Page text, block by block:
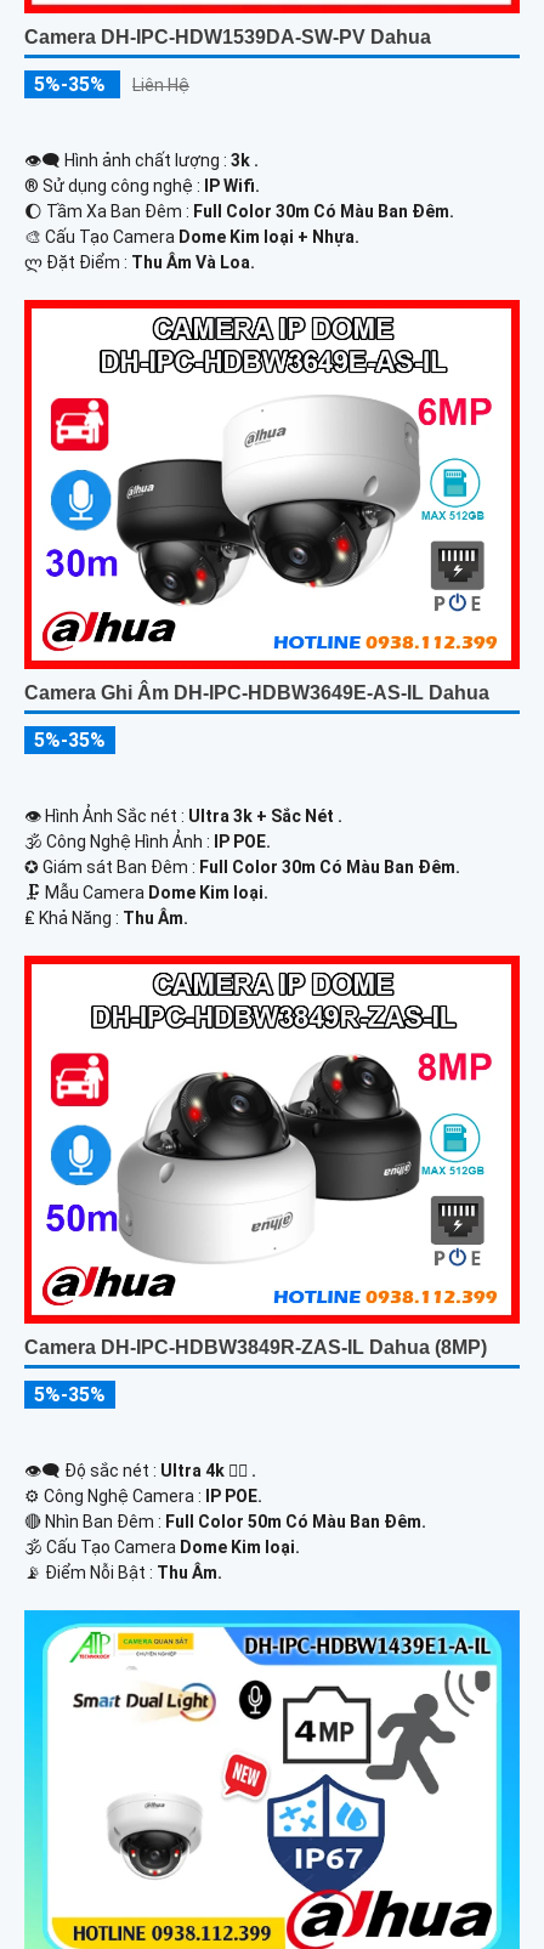
Camera DH-IPC-HDW1539DA-SW-PV Dahua
5%-35% Liên Hệ
👁️‍🗨 Hình ảnh chất lượng : 3k .
®️ Sử dụng công nghệ :
IP Wifi.
🌔 Tầm Xa Ban Đêm : Full Color 30m Có Màu Ban Ðêm.
🎨 Cấu Tạo Camera Dome Kim loại + Nhựa.
️ლ Đặt Điểm : Thu Âm Và Loa.
Camera Ghi Âm DH-IPC-HDBW3649E-AS-IL Dahua
5%-35%
👁 Hình Ảnh Sắc nét : Ultra 3k + Sắc Nét .
🕉️ Công Nghệ Hình Ảnh : IP POE.
✪ Giám sát Ban Đêm : Full Color 30m Có Màu Ban Ðêm.
🗜️ Mẫu Camera Dome Kim loại.
️₤ Khả Năng : Thu Âm.
Camera DH-IPC-HDBW3849R-ZAS-IL Dahua (8MP)
5%-35%
👁️‍🗨 Độ sắc nét : Ultra 4k 👍🏾 .
⚙ Công Nghệ Camera :
IP POE.
🔴 Nhìn Ban Đêm : Full Color 50m Có Màu Ban Ðêm.
🕉️ Cấu Tạo Camera Dome Kim loại.
️📡 Điểm Nỗi Bật : Thu Âm.